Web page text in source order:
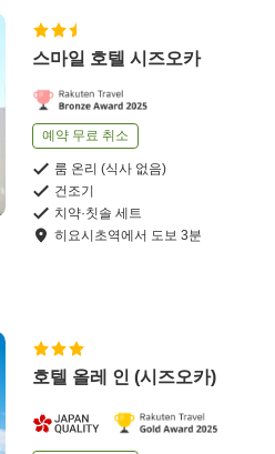
스마일 호텔 시즈오카
예약 무료 취소
룸 온리 (식사 없음)
건조기
치약·칫솔 세트
히요시초역에서 도보 3분
호텔 올레 인 (시즈오카)